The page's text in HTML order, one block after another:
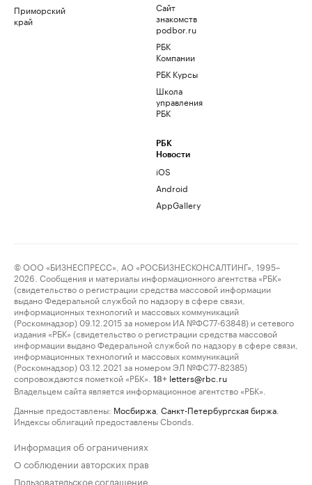
Приморский
край
Сайт
знакомств
podbor.ru
РБК
Компании
РБК Курсы
Школа
управления
РБК
РБК
Новости
iOS
Android
AppGallery
© ООО «БИЗНЕСПРЕСС», АО «РОСБИЗНЕСКОНСАЛТИНГ», 1995–
2026. Сообщения и материалы информационного агентства «РБК»
(свидетельство о регистрации средства массовой информации
выдано Федеральной службой по надзору в сфере связи,
информационных технологий и массовых коммуникаций
(Роскомнадзор) 09.12.2015 за номером ИА №ФС77-63848) и сетевого
издания «РБК» (свидетельство о регистрации средства массовой
информации выдано Федеральной службой по надзору в сфере связи,
информационных технологий и массовых коммуникаций
(Роскомнадзор) 03.12.2021 за номером ЭЛ №ФС77-82385)
сопровождаются пометкой «РБК».
18+ letters@rbc.ru
Владельцем сайта является информационное агентство «РБК».
Данные предоставлены: Мосбиржа Санкт-Петербургская биржа
Индексы облигаций предоставлены Cbonds.
Информация об ограничениях
О соблюдении авторских прав
Пользовательское соглашение